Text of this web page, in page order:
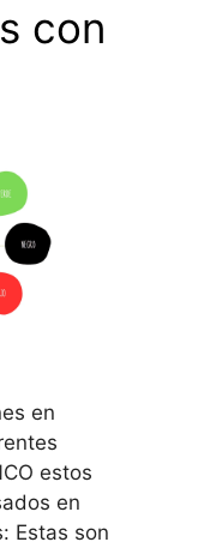
con
en
estos
en
Estas son